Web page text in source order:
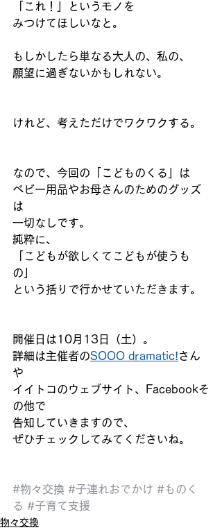
「これ！」というモノを
みつけてほしいなと。
もしかしたら単なる大人の、私の、
願望に過ぎないかもしれない。
けれど、考えただけでワクワクする。
なので、今回の「こどものくる」は
ベビー用品やお母さんのためのグッズ
は
一切なしです。
純粋に、
「こどもが欲しくてこどもが使うも
の」
という括りで行かせていただきます。
開催日は10月13日（土）。
詳細は主催者のSOOO dramatic!さん
や
イイトコのウェブサイト、Facebookそ
の他で
告知していきますので、
ぜひチェックしてみてくださいね。
#物々交換 #子連れおでかけ #ものく
る #子育て支援
物々交換